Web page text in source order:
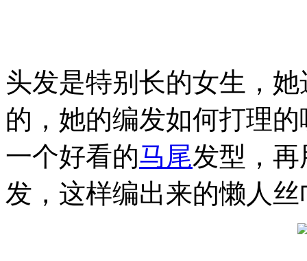
头发是特别长的女生，
的，她的编发如何打理
一个好看的马尾发型，
发，这样编出来的懒人